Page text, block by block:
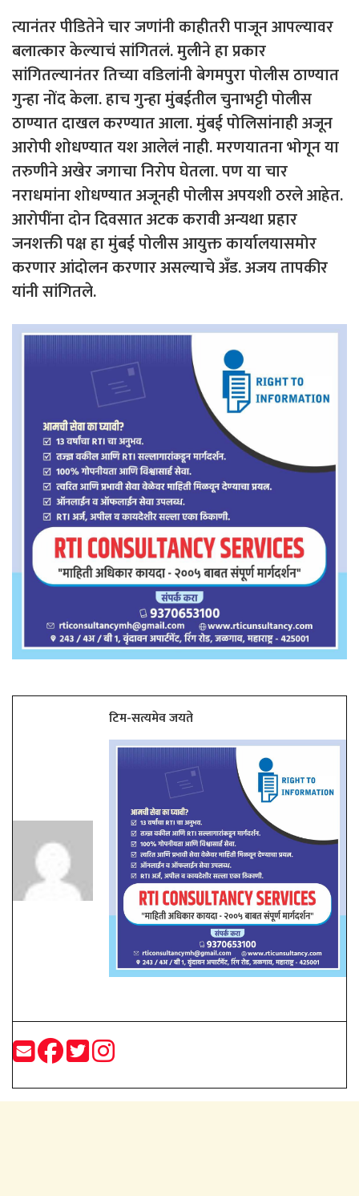
त्यानंतर पीडितेने चार जणांनी काहीतरी पाजून आपल्यावर
बलात्कार केल्याचं सांगितलं. मुलीने हा प्रकार
सांगितल्यानंतर तिच्या वडिलांनी बेगमपुरा पोलीस ठाण्यात
गुन्हा नोंद केला. हाच गुन्हा मुंबईतील चुनाभट्टी पोलीस
ठाण्यात दाखल करण्यात आला. मुंबई पोलिसांनाही अजून
आरोपी शोधण्यात यश आलेलं नाही. मरणयातना भोगून या
तरुणीने अखेर जगाचा निरोप घेतला. पण या चार
नराधमांना शोधण्यात अजूनही पोलीस अपयशी ठरले आहेत.
आरोपींना दोन दिवसात अटक करावी अन्यथा प्रहार
जनशक्ती पक्ष हा मुंबई पोलीस आयुक्त कार्यालयासमोर
करणार आंदोलन करणार असल्याचे अँड. अजय तापकीर
यांनी सांगितले.
टिम-सत्यमेव जयते